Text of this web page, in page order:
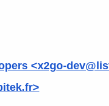
<x2go-